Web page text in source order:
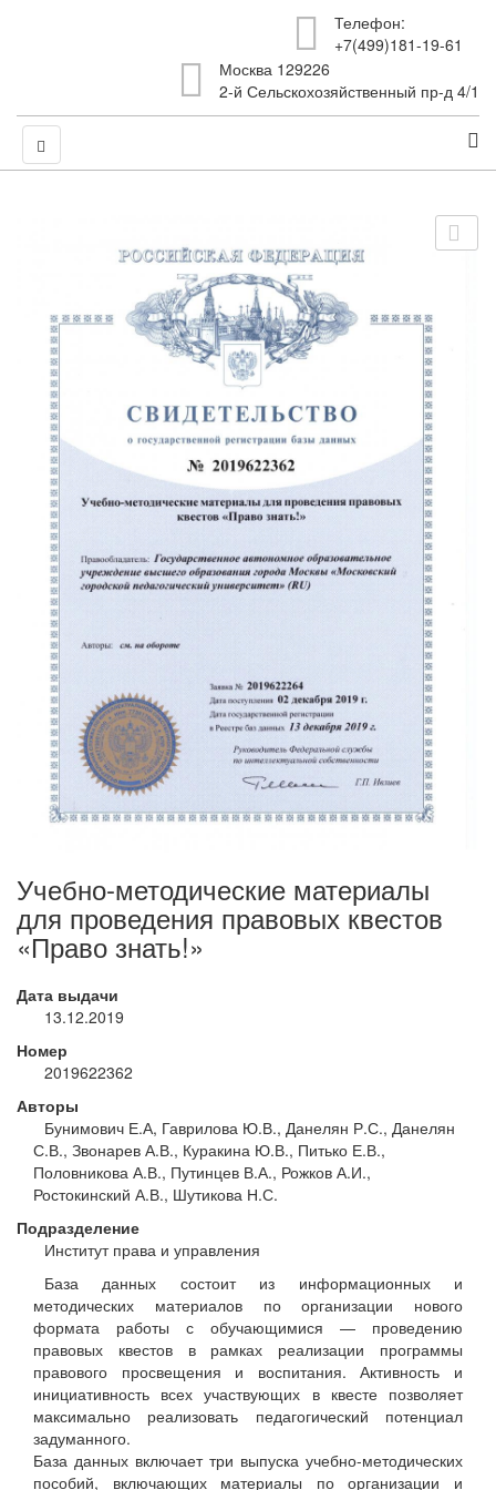
Телефон:
+7(499)181-19-61
Москва 129226
2-й Сельскохозяйственный пр-д 4/1
Учебно-методические материалы
для проведения правовых квестов
«Право знать!»
Дата выдачи
13.12.2019
Номер
2019622362
Авторы
Бунимович Е.А, Гаврилова Ю.В., Данелян Р.С., Данелян
С.В., Звонарев А.В., Куракина Ю.В., Питько Е.В.,
Половникова А.В., Путинцев В.А., Рожков А.И.,
Ростокинский А.В., Шутикова Н.С.
Подразделение
Институт права и управления
База данных состоит из информационных и
методических материалов по организации нового
формата работы с обучающимися — проведению
правовых квестов в рамках реализации программы
правового просвещения и воспитания. Активность и
инициативность всех участвующих в квесте позволяет
максимально реализовать педагогический потенциал
задуманного.
База данных включает три выпуска учебно-методических
пособий, включающих материалы по организации и